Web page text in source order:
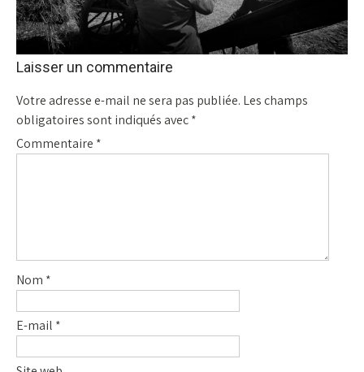
Laisser un commentaire
Votre adresse e-mail ne sera pas publiée. Les champs
obligatoires sont indiqués avec*
Commentaire *
Nom *
E-mail *